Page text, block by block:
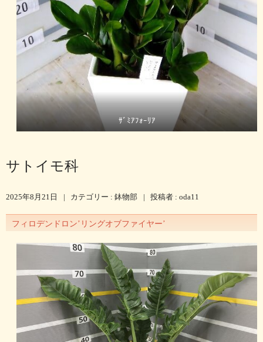
ｻﾞﾐｱﾌｫｰﾘｱ
サトイモ科
2025年8月21日 | カテゴリー : 鉢物部 | 投稿者 : oda11
フィロデンドロン’リングオブファイヤー’